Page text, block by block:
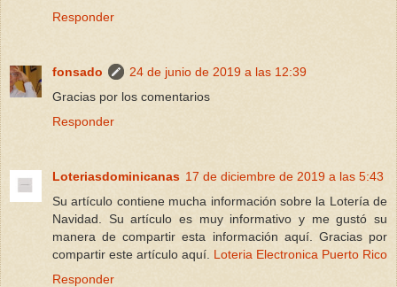
Responder
fonsado
24 de junio de 2019 a las 12:39
Gracias por los comentarios
Responder
Loteriasdominicanas 17 de diciembre de 2019 a las 5:43
Su artículo contiene mucha información sobre la Lotería de
Navidad. Su artículo es muy informativo y me gustó su
manera de compartir esta información aquí. Gracias por
compartir este artículo aquí. Loteria Electronica Puerto Rico
Responder